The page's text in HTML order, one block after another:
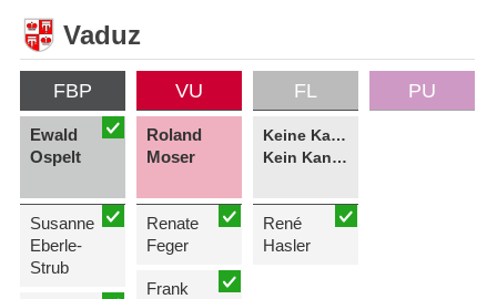
Vaduz
FBP
Ewald
Ospelt
Susanne
Eberle-
Strub
VU
Roland
Moser
Renate
Feger
Frank
FL
Keine Kandidatin
Kein Kandidat
René
Hasler
PU